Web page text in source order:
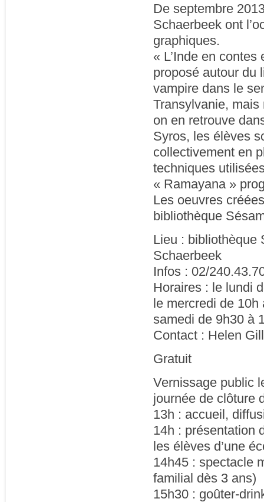
De septembre
Schaerbeek ont
graphiques.
« L’Inde en
proposé autour du
vampire dans le
Transylvanie,
on en retrouve
Syros, les élèves
collectivement en
techniques
« Ramayana »
Les oeuvres
bibliothèque
Lieu : bibliothèque
Schaerbeek
Infos : 02/
Horaires : le lundi
le mercredi de
samedi de 9h30 à
Contact : Helen
Gratuit
Vernissage public
journée de clôture
13h : accueil,
14h : présentation
les élèves d’une
14h45 : spectacle
familial dès 3 ans)
15h30 : goûter-